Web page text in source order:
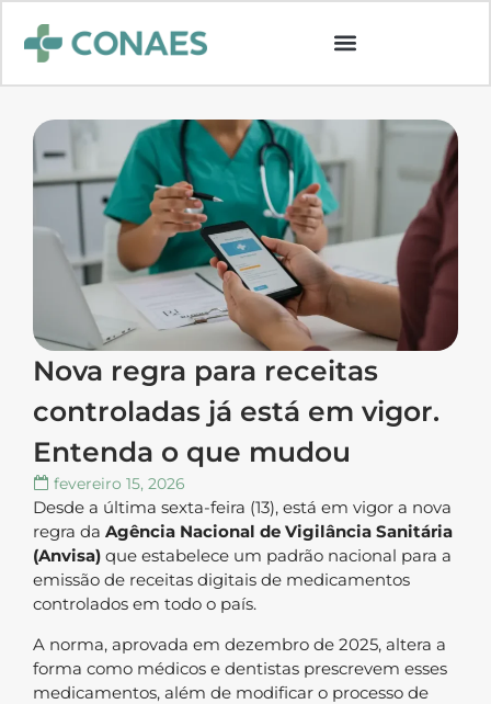
Nova regra para receitas
controladas já está em vigor.
Entenda o que mudou
fevereiro 15, 2026
Desde a última sexta-feira (13), está em vigor a nova
regra da Agência Nacional de Vigilância Sanitária
(Anvisa) que estabelece um padrão nacional para a
emissão de receitas digitais de medicamentos
controlados em todo o país.
A norma, aprovada em dezembro de 2025, altera a
forma como médicos e dentistas prescrevem esses
medicamentos, além de modificar o processo de